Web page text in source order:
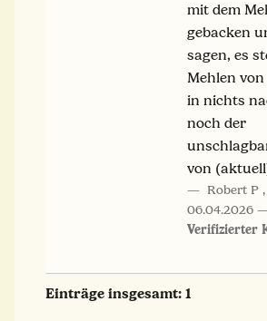
mit dem
gebacken
sagen, es
Mehlen
in nichts
noch der
von
Robert P ,
06.04.2026
Verifizierter
Einträge insgesamt: 1